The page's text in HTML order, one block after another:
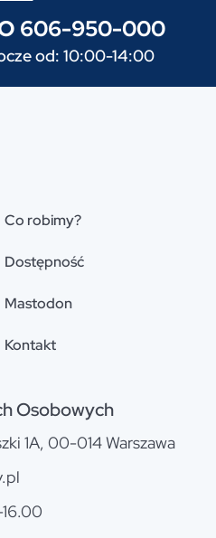
606-950-000
od: 10:00-14:00
Co robimy?
Dostępność
Mastodon
Kontakt
Osobowych
1A, 00-014 Warszawa